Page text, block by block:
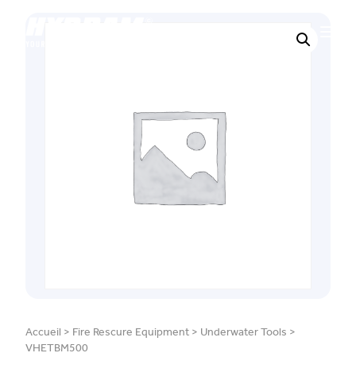
Accueil > Fire Rescure Equipment > Underwater Tools >
VHETBM500